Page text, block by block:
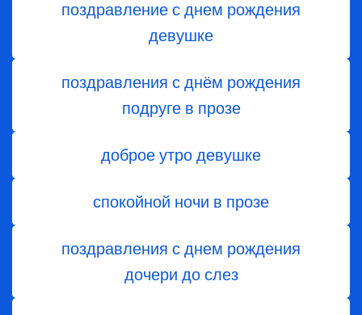
поздравление с днем рождения
девушке
поздравления с днём рождения
подруге в прозе
доброе утро девушке
спокойной ночи в прозе
поздравления с днем ​​рождения
дочери до слез